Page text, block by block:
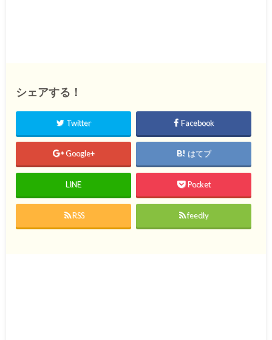
シェアする！
Twitter Facebook
Google+ はてブ
LINE Pocket
RSS feedly